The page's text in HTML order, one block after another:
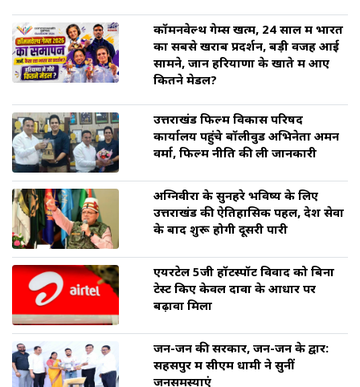
कॉमनवेल्थ गेम्स खत्म, 24 साल में भारत
का सबसे खराब प्रदर्शन, बड़ी वजह आई
सामने, जानें हरियाणा के खाते में आए
कितने मेडल?
उत्तराखंड फिल्म विकास परिषद
कार्यालय पहुंचे बॉलीवुड अभिनेता अमन
वर्मा, फिल्म नीति की ली जानकारी
अग्निवीरों के सुनहरे भविष्य के लिए
उत्तराखंड की ऐतिहासिक पहल, देश सेवा
के बाद शुरू होगी दूसरी पारी
एयरटेल 5जी हॉटस्पॉट विवाद को बिना
टेस्ट किए केवल दावों के आधार पर
बढ़ावा मिला
जन-जन की सरकार, जन-जन के द्वार:
सहसपुर में सीएम धामी ने सुनीं
जनसमस्याएं